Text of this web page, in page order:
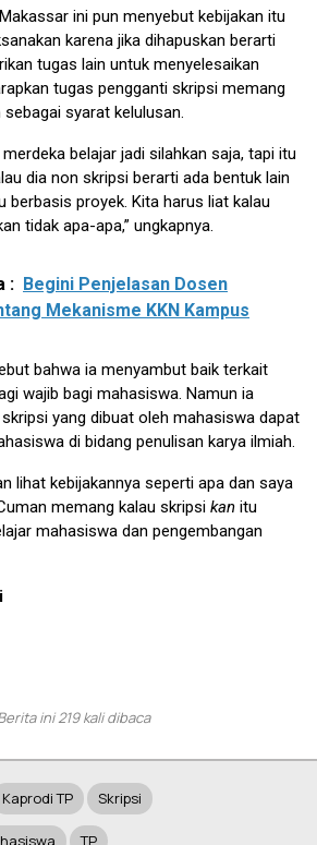
ini pun menyebut kebijakan itu
karena jika dihapuskan berarti
tugas lain untuk menyelesaikan
tugas pengganti skripsi memang
sebagai syarat kelulusan.
belajar jadi silahkan saja, tapi itu
dia non skripsi berarti ada bentuk lain
proyek. Kita harus liat kalau
tidak apa-apa,” ungkapnya.
: Begini Penjelasan Dosen
Mekanisme KKN Kampus
bahwa ia menyambut baik terkait
wajib bagi mahasiswa. Namun ia
yang dibuat oleh mahasiswa dapat
di bidang penulisan karya ilmiah.
lihat kebijakannya seperti apa dan saya
memang kalau skripsi kan itu
mahasiswa dan pengembangan
ini 219 kali dibaca
Kaprodi TP Skripsi
TP